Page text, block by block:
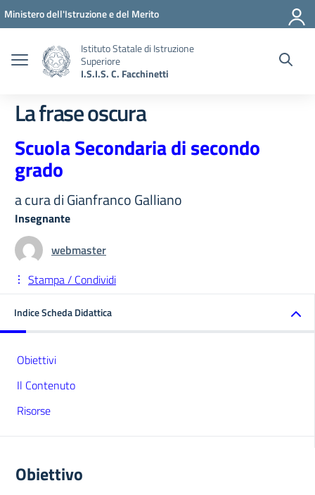
Vai ai contenuti
Vai al menu di navigazione
Vai al footer
Ministero dell'Istruzione e del Merito
Istituto Statale di Istruzione
Superiore
I.S.I.S. C. Facchinetti
La frase oscura
Scuola Secondaria di secondo
grado
a cura di Gianfranco Galliano
Insegnante
webmaster
Stampa / Condividi
Indice Scheda Didattica
Obiettivi
Il Contenuto
Risorse
Obiettivo